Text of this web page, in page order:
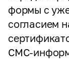
формы с
согласием
СМС-